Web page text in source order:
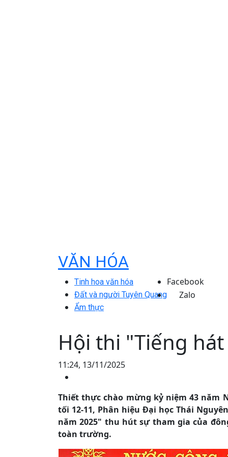
VĂN HÓA
Tinh hoa văn hóa
Đất và người Tuyên Quang
Ẩm thực
Facebook
Zalo
Hội thi "Tiếng
11:24, 13/11/2025
Thiết thực chào mừng kỷ niệm 43 năm
tối 12-11, Phân hiệu Đại học Thái
năm 2025" thu hút sự tham gia của
toàn trường.